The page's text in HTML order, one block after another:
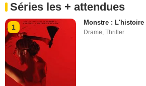
Séries les + attendues
1
Monstre :
Drame,Thriller